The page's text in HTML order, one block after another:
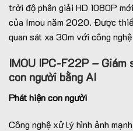
trời độ phân giải HD 1080P
của Imou năm 2020. Được
quan sát xa 30m với công
IMOU IPC-F22P – Giám
con người bằng AI
Phát hiện con người
Công nghệ xử lý hình ảnh